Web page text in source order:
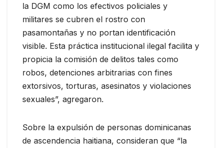
la DGM como los efectivos policiales y
militares se cubren el rostro con
pasamontañas y no portan identificación
visible. Esta práctica institucional ilegal facilita y
propicia la comisión de delitos tales como
robos, detenciones arbitrarias con fines
extorsivos, torturas, asesinatos y violaciones
sexuales”, agregaron.
Sobre la expulsión de personas dominicanas
de ascendencia haitiana, consideran que “la